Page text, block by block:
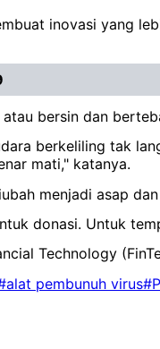
inovasi yang
bersin dan
berkeliling tak
mati," katanya.
menjadi asap
donasi. Untuk
Technology
pembunuh virus